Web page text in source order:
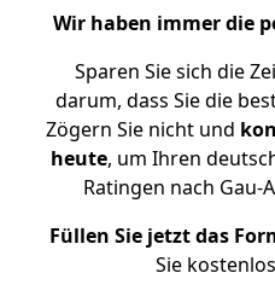
Wir haben immer die
Sparen Sie sich die
darum, dass Sie die
Zögern Sie nicht und
heute, um Ihren
Ratingen nach Gau-
Füllen Sie jetzt das
Sie